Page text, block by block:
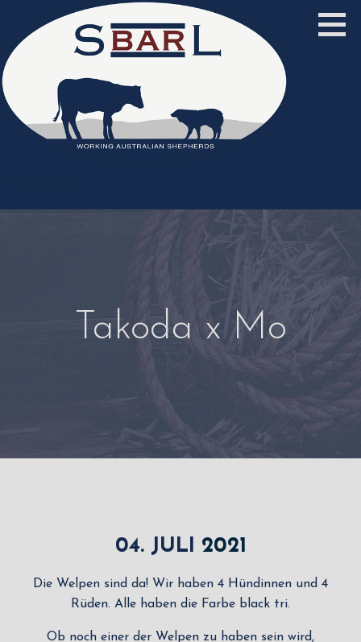
springen
Takoda x Mo
04. JULI 2021
Die Welpen sind da! Wir haben 4 Hündinnen und 4
Rüden. Alle haben die Farbe black tri.
Ob noch einer der Welpen zu haben sein wird,